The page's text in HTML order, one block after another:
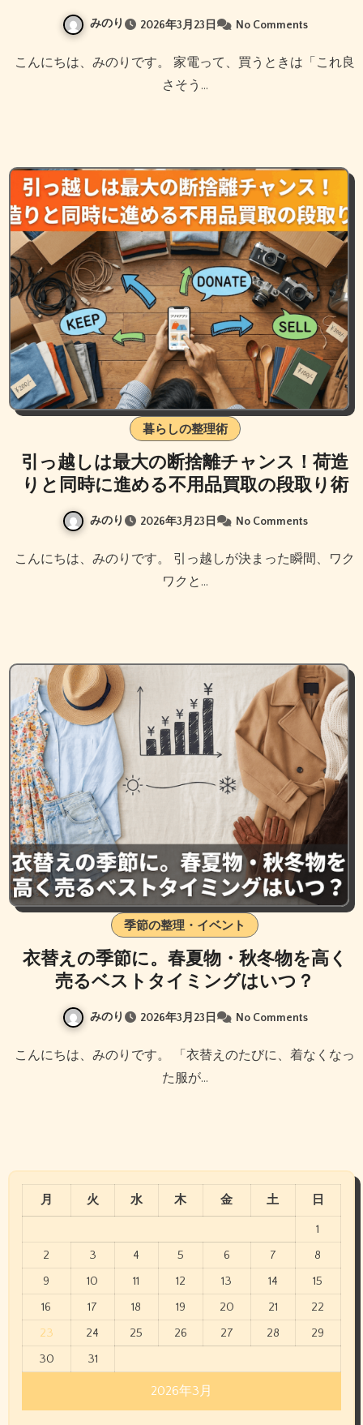
みのり 2026年3月23日 No Comments
こんにちは、みのりです。 家電って、買うときは「これ良
さそう…
暮らしの整理術
引っ越しは最大の断捨離チャンス！荷造
りと同時に進める不用品買取の段取り術
みのり 2026年3月23日 No Comments
こんにちは、みのりです。 引っ越しが決まった瞬間、ワク
ワクと…
季節の整理・イベント
衣替えの季節に。春夏物・秋冬物を高く
売るベストタイミングはいつ？
みのり 2026年3月23日 No Comments
こんにちは、みのりです。 「衣替えのたびに、着なくなっ
た服が…
2026年3月
月 火 水 木 金 土 日
1
2
3 4 5 6 7
8
9
10 11 12 13 14
15
16
17 18 19 20 21
22
23
24 25 26 27 28
29
30
31